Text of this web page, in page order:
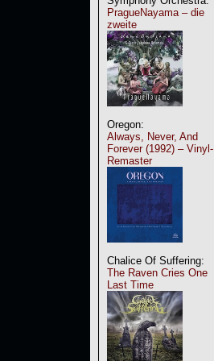
PragueNayama – die
zweite
Oregon:
Always, Never, And
Forever (1992) – Vinyl-
Remaster
Chalice Of Suffering:
The Raven Cries One
Last Time